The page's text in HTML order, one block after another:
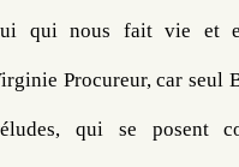
qui nous fait vie et
Procureur, car seul
qui se posent